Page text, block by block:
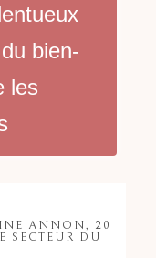
bien-
les
ANNON, 20
SECTEUR DU